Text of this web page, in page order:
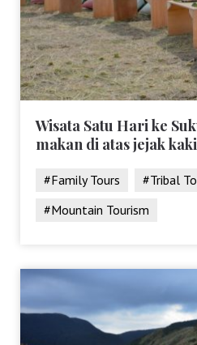
Wisata Satu Hari ke
makan di atas jejak
#Family Tours
#Tribal
#Mountain Tourism